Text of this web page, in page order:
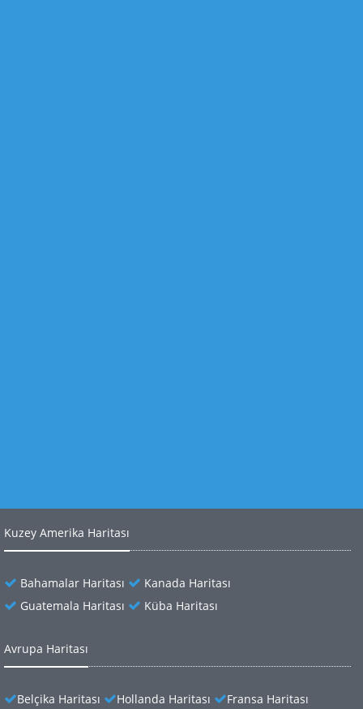
Kuzey Amerika Haritası
Bahamalar Haritası
Kanada Haritası
Guatemala Haritası
Küba Haritası
Avrupa Haritası
Belçika Haritası Hollanda Haritası
Fransa Haritası